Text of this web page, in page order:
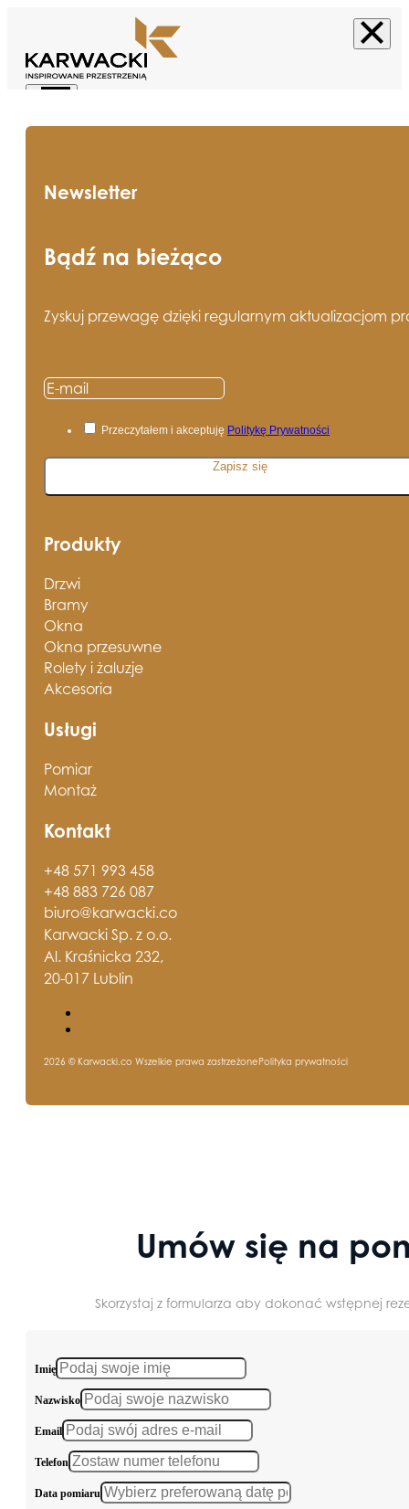
Newsletter
Bądź na bieżąco
Zyskuj przewagę dzięki regularnym aktualizacjom
Przeczytałem i akceptuję Politykę Prywatności
Zapisz się
Produkty
Drzwi
Bramy
Okna
Okna przesuwne
Rolety i żaluzje
Akcesoria
Usługi
Pomiar
Montaż
Kontakt
+48 571 993 458
+48 883 726 087
biuro@karwacki.co
Karwacki Sp. z o.o.
Al. Kraśnicka 232,
20-017 Lublin
2026 © Karwacki.co Wszelkie prawa zastrzeżonePolityka prywatności
Umów się na
Skorzystaj z formularza aby dokonać wstępnej
Imię
Nazwisko
Email
Telefon
Data pomiaru